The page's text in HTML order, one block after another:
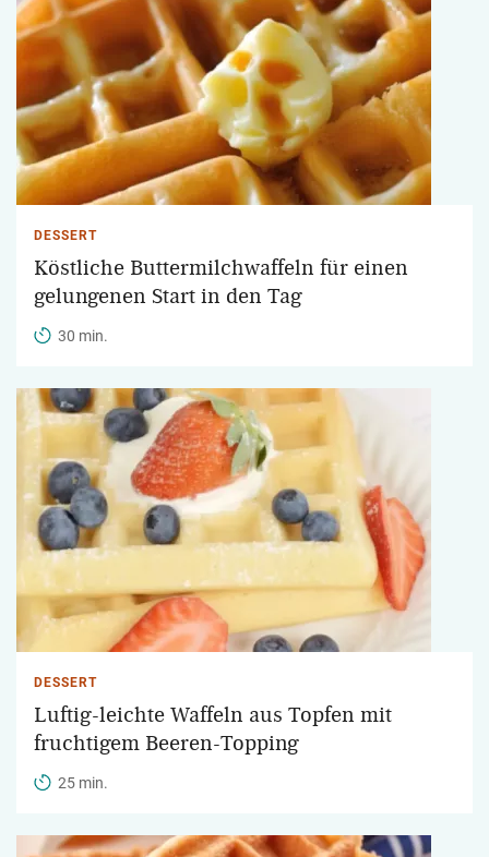
DESSERT
Köstliche Buttermilchwaffeln für einen
gelungenen Start in den Tag
30 min.
DESSERT
Luftig-leichte Waffeln aus Topfen mit
fruchtigem Beeren-Topping
25 min.